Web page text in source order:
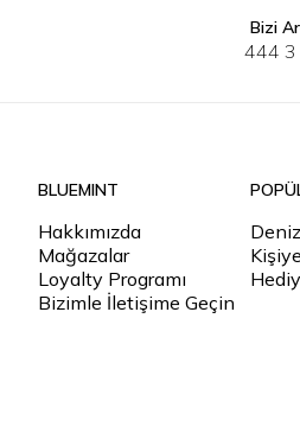
34 36
Bizi
444 3
BLUEMINT
Hakkımızda
Mağazalar
Loyalty Programı
Bizimle İletişime Geçin